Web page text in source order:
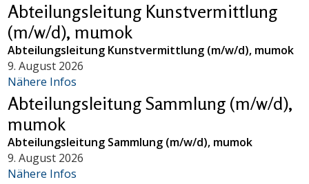
Abteilungsleitung Kunstvermittlung
(m/w/d), mumok
Abteilungsleitung Kunstvermittlung (m/w/d), mumok
9. August 2026
Nähere Infos
Abteilungsleitung Sammlung (m/w/d),
mumok
Abteilungsleitung Sammlung (m/w/d), mumok
9. August 2026
Nähere Infos